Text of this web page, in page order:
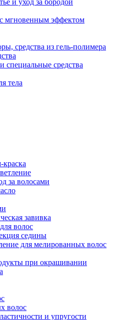
и уход за бородой
мгновенным эффектом
средства из гель-полимера
специальные средства
тела
за волосами
завивка
волос
седины
для мелированных волос
при окрашивании
волос
и упругости